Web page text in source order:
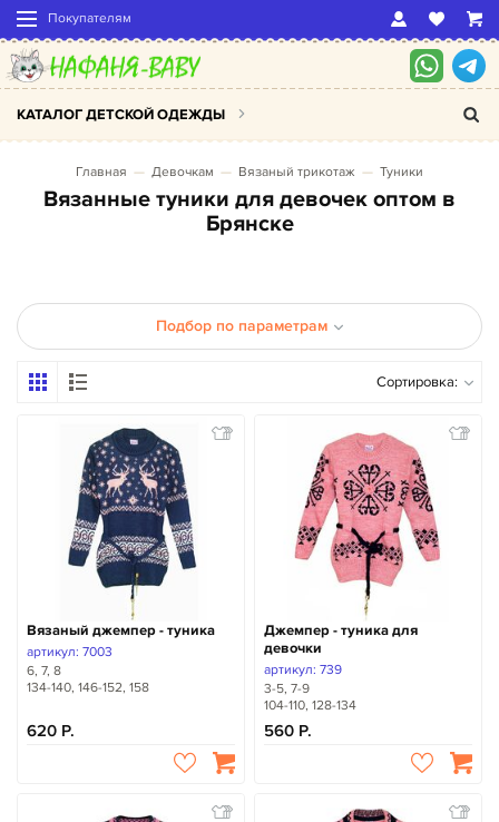
Покупателям
КАТАЛОГ ДЕТСКОЙ ОДЕЖДЫ
Главная Девочкам Вязаный трикотаж Туники
Вязанные туники для девочек оптом в
Брянске
Подбор по параметрам
Сортировка:
Вязаный джемпер - туника
артикул: 7003
6, 7, 8
134-140, 146-152, 158
620
Джемпер - туника для
девочки
артикул: 739
3-5, 7-9
104-110, 128-134
560